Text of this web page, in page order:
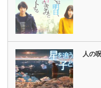
人の